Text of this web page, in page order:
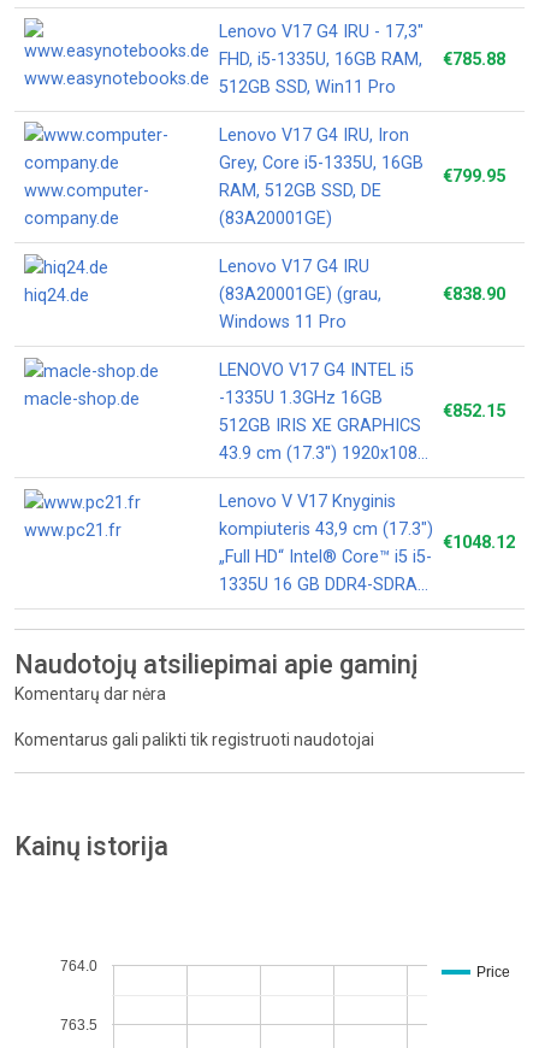
RAM - 512 GB SSD NVMe -
43.9 cm (17.3&quot;)
www.easynotebooks.de
Lenovo V17 G4 IRU - 17,3"
FHD, i5-1335U, 16GB RAM,
512GB SSD, Win11 Pro
€785.88
www.computer-
company.de
Lenovo V17 G4 IRU, Iron
Grey, Core i5-1335U, 16GB
RAM, 512GB SSD, DE
(83A20001GE)
€799.95
hiq24.de
Lenovo V17 G4 IRU
(83A20001GE) (grau,
Windows 11 Pro
€838.90
macle-shop.de
LENOVO V17 G4 INTEL i5
-1335U 1.3GHz 16GB
512GB IRIS XE GRAPHICS
43.9 cm (17.3'') 1920x1080
WIN11 PR
€852.15
www.pc21.fr
Lenovo V V17 Knyginis
kompiuteris 43,9 cm (17.3")
„Full HD“ Intel® Core™ i5 i5-
1335U 16 GB DDR4-SDRAM
512 GB SSD Wi-Fi 6
Pilka
€1048.12
Naudotojų atsiliepimai apie gaminį
Komentarų dar nėra
Komentarus gali palikti tik registruoti naudotojai
Kainų istorija
Price
763.5
764.0